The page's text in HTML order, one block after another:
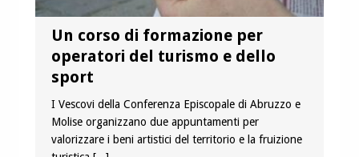
Un corso di formazione per
operatori del turismo e dello
sport
I Vescovi della Conferenza Episcopale di Abruzzo e
Molise organizzano due appuntamenti per
valorizzare i beni artistici del territorio e la fruizione